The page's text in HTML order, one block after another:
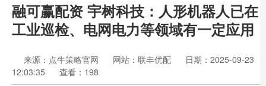
融可赢配资 宇树科技：人形机器人已在
工业巡检、电网电力等领域有一定应用
来源：点牛策略官网 网站：联丰优配
日期：2025-09-23
12:03:35
查看：198